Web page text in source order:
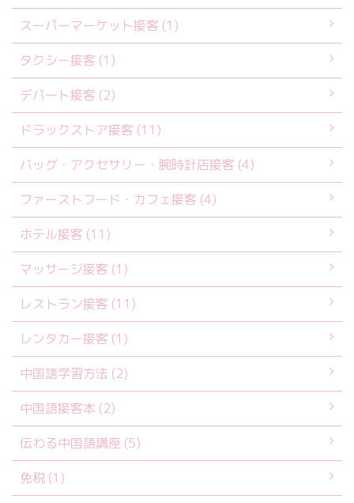
スーパーマーケット接客 (1)
タクシー接客 (1)
デパート接客 (2)
ドラックストア接客 (11)
バッグ・アクセサリー・腕時計店接客 (4)
ファーストフード・カフェ接客 (4)
ホテル接客 (11)
マッサージ接客 (1)
レストラン接客 (11)
レンタカー接客 (1)
中国語学習方法 (2)
中国語接客本 (2)
伝わる中国語講座 (5)
免税 (1)